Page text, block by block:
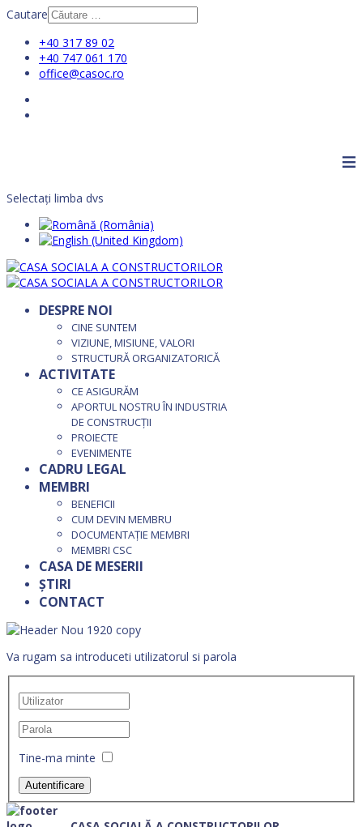
Cautare
+40 317 89 02
+40 747 061 170
office@casoc.ro
≡
Selectați limba dvs
DESPRE NOI
CINE SUNTEM
VIZIUNE, MISIUNE, VALORI
STRUCTURĂ ORGANIZATORICĂ
ACTIVITATE
CE ASIGURĂM
APORTUL NOSTRU ÎN INDUSTRIA
DE CONSTRUCȚII
PROIECTE
EVENIMENTE
CADRU LEGAL
MEMBRI
BENEFICII
CUM DEVIN MEMBRU
DOCUMENTAȚIE MEMBRI
MEMBRI CSC
CASA DE MESERII
ȘTIRI
CONTACT
Va rugam sa introduceti utilizatorul si parola
Tine-ma minte
Autentificare